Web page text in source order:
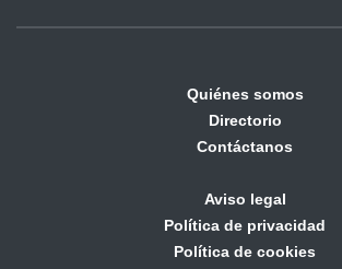
Quiénes somos
Directorio
Contáctanos
Aviso legal
Política de privacidad
Política de cookies